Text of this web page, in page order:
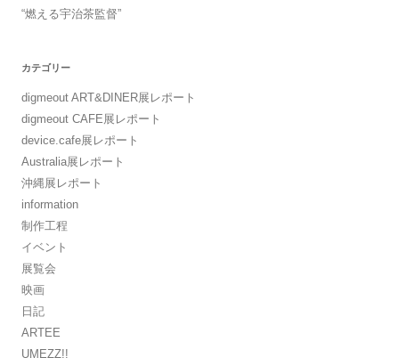
“燃える宇治茶監督”
カテゴリー
digmeout ART&DINER展レポート
digmeout CAFE展レポート
device.cafe展レポート
Australia展レポート
沖縄展レポート
information
制作工程
イベント
展覧会
映画
日記
ARTEE
UMEZZ!!